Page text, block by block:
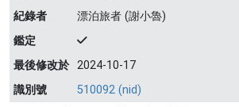
紀錄者
漂泊旅者 (謝小魯)
鑑定
最後修改於 2024-10-17
識別號
510092 (nid)